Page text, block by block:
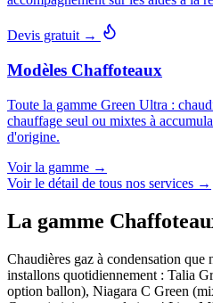
Devis gratuit →
Modèles Chaffoteaux
Toute la gamme Green Ultra :
chauffage seul ou mixtes à
d'origine.
Voir la gamme →
Voir le détail de tous nos services →
La gamme
Chaudières gaz à condensation que
installons quotidiennement : Talia
option ballon), Niagara C Green